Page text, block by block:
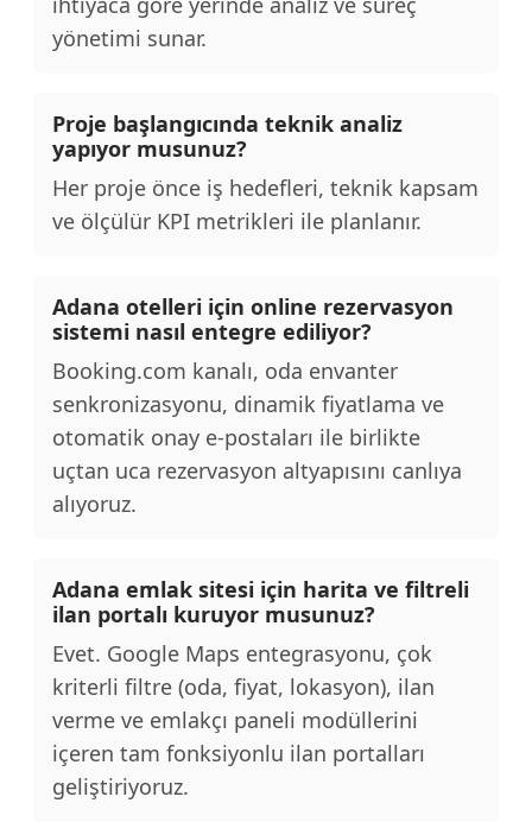
yönetimi sunar.
Proje başlangıcında teknik analiz
yapıyor musunuz?
Her proje önce iş hedefleri, teknik kapsam
ve ölçülür KPI metrikleri ile planlanır.
Adana otelleri için online rezervasyon
sistemi nasıl entegre ediliyor?
Booking.com kanalı, oda envanter
senkronizasyonu, dinamik fiyatlama ve
otomatik onay e-postaları ile birlikte
uçtan uca rezervasyon altyapısını canlıya
alıyoruz.
Adana emlak sitesi için harita ve filtreli
ilan portalı kuruyor musunuz?
Evet. Google Maps entegrasyonu, çok
kriterli filtre (oda, fiyat, lokasyon), ilan
verme ve emlakçı paneli modüllerini
içeren tam fonksiyonlu ilan portalları
geliştiriyoruz.